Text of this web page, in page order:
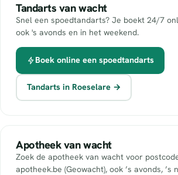
Tandarts van wacht
Snel een spoedtandarts? Je boekt 24/7
ook 's avonds en in het weekend.
Boek online een spoedtandarts
Tandarts in Roeselare →
Apotheek van wacht
Zoek de apotheek van wacht voor
apotheek.be (Geowacht), ook ’s avonds, ’s